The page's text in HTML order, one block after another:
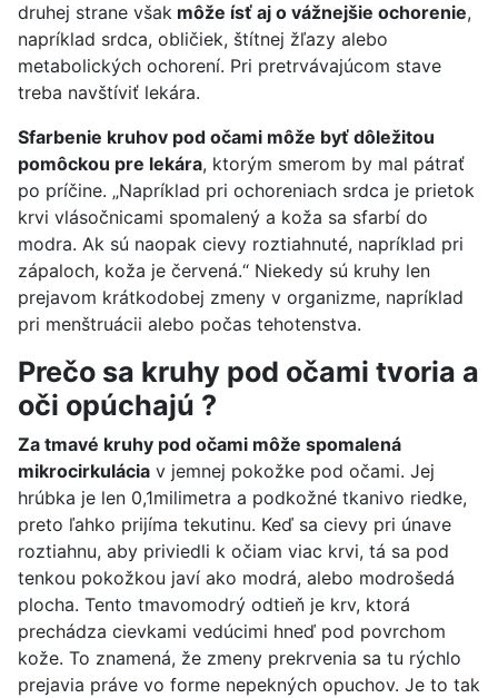
druhej strane však môže ísť aj o vážnejšie ochorenie,
napríklad srdca, obličiek, štítnej žľazy alebo
metabolických ochorení. Pri pretrvávajúcom stave
treba navštíviť lekára.
Sfarbenie kruhov pod očami môže byť dôležitou
pomôckou pre lekára, ktorým smerom by mal pátrať
po príčine. „Napríklad pri ochoreniach srdca je prietok
krvi vlásočnicami spomalený a koža sa sfarbí do
modra. Ak sú naopak cievy roztiahnuté, napríklad pri
zápaloch, koža je červená.“ Niekedy sú kruhy len
prejavom krátkodobej zmeny v organizme, napríklad
pri menštruácii alebo počas tehotenstva.
Prečo sa kruhy pod očami tvoria a
oči opúchajú ?
Za tmavé kruhy pod očami môže spomalená
mikrocirkulácia v jemnej pokožke pod očami. Jej
hrúbka je len 0,1milimetra a podkožné tkanivo riedke,
preto ľahko prijíma tekutinu. Keď sa cievy pri únave
roztiahnu, aby priviedli k očiam viac krvi, tá sa pod
tenkou pokožkou javí ako modrá, alebo modrošedá
plocha. Tento tmavomodrý odtieň je krv, ktorá
prechádza cievkami vedúcimi hneď pod povrchom
kože. To znamená, že zmeny prekrvenia sa tu rýchlo
prejavia práve vo forme nepekných opuchov. Je to tak